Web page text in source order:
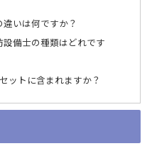
いは何ですか？
備士の種類はどれです
ットに含まれますか？